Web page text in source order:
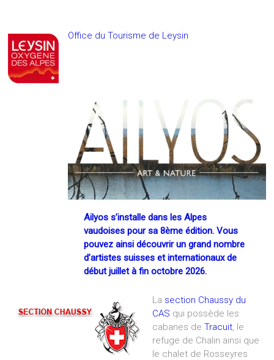
Office du Tourisme de Leysin
Ailyos s’installe dans les Alpes
vaudoises pour sa 8ème édition. Vous
pouvez ainsi découvrir un grand nombre
d’artistes suisses et internationaux de
début juillet à fin octobre 2026.
La section Chaussy du
CAS qui possède les
cabanes deTracuit, le
refuge de Chalin ainsi que
le chalet de Rosseyres